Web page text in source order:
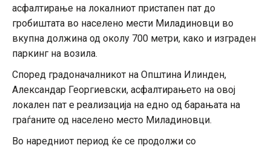
асфалтирање на локалниот пристапен пат до
гробиштата во населено мести Миладиновци во
вкупна должина од околу 700 метри, како и изграден
паркинг на возила.
Според градоначалникот на Општина Илинден,
Александар Георгиевски, асфалтирањето на овој
локален пат е реализација на едно од барањата на
граѓаните од населено место Миладиновци.
Во наредниот период ќе се продолжи со